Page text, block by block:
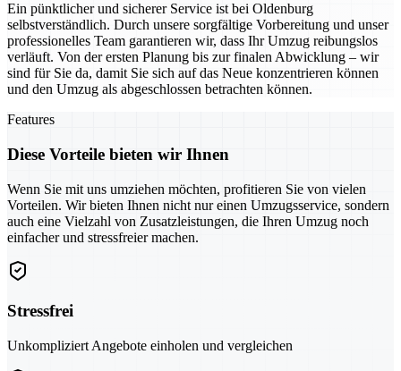
Ein pünktlicher und sicherer Service ist bei Oldenburg
selbstverständlich. Durch unsere sorgfältige Vorbereitung und unser
professionelles Team garantieren wir, dass Ihr Umzug reibungslos
verläuft. Von der ersten Planung bis zur finalen Abwicklung – wir
sind für Sie da, damit Sie sich auf das Neue konzentrieren können
und den Umzug als abgeschlossen betrachten können.
Features
Diese Vorteile bieten wir Ihnen
Wenn Sie mit uns umziehen möchten, profitieren Sie von vielen
Vorteilen. Wir bieten Ihnen nicht nur einen Umzugsservice, sondern
auch eine Vielzahl von Zusatzleistungen, die Ihren Umzug noch
einfacher und stressfreier machen.
Stressfrei
Unkompliziert Angebote einholen und vergleichen